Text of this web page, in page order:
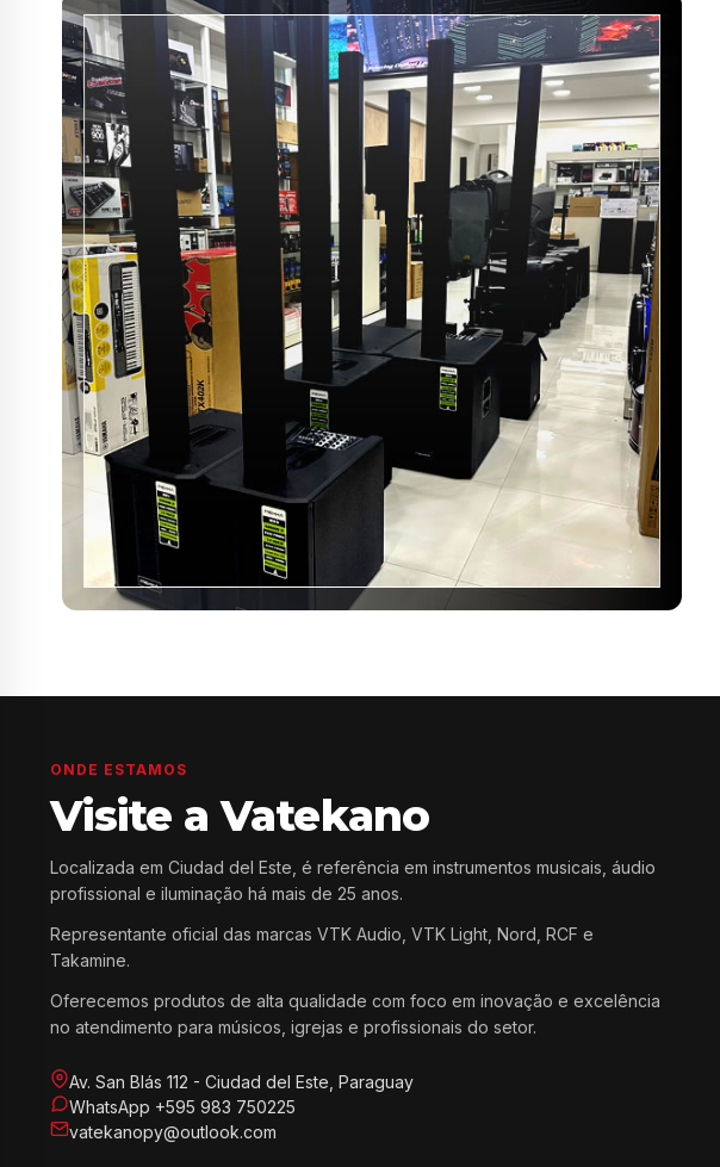
ONDE ESTAMOS
Visite a Vatekano
Localizada em Ciudad del Este, é referência em instrumentos musicais, áudio
profissional e iluminação há mais de 25 anos.
Representante oficial das marcas VTK Audio, VTK Light, Nord, RCF e
Takamine.
Oferecemos produtos de alta qualidade com foco em inovação e excelência
no atendimento para músicos, igrejas e profissionais do setor.
Av. San Blás 112 - Ciudad del Este, Paraguay
WhatsApp +595 983 750225
vatekanopy@outlook.com